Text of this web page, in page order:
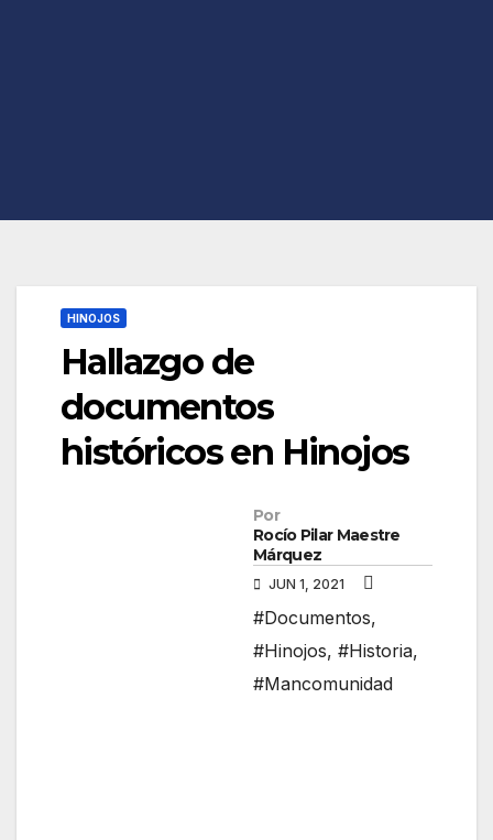
HINOJOS
Hallazgo de
documentos
históricos en Hinojos
Por
Rocío Pilar Maestre
Márquez
JUN 1, 2021
#Documentos,
#Hinojos, #Historia,
#Mancomunidad